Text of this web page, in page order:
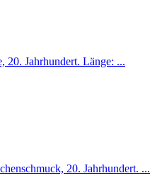
20. Jahrhundert. Länge: ...
20. Jahrhundert. ...